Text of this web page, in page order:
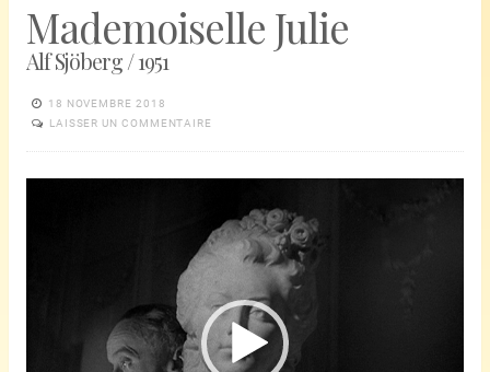
Mademoiselle Julie
Alf Sjöberg / 1951
18 NOVEMBRE 2018
LAISSER UN COMMENTAIRE